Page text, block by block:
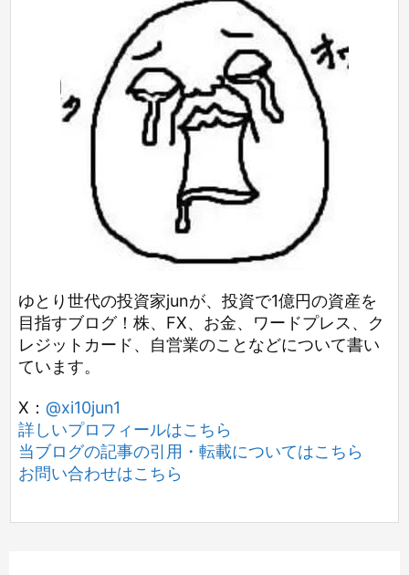
ゆとり世代の投資家junが、投資で1億円の資産を
目指すブログ！株、FX、お金、ワードプレス、ク
レジットカード、自営業のことなどについて書い
ています。
X： @xi10jun1
詳しいプロフィールはこちら
当ブログの記事の引用・転載についてはこちら
お問い合わせはこちら